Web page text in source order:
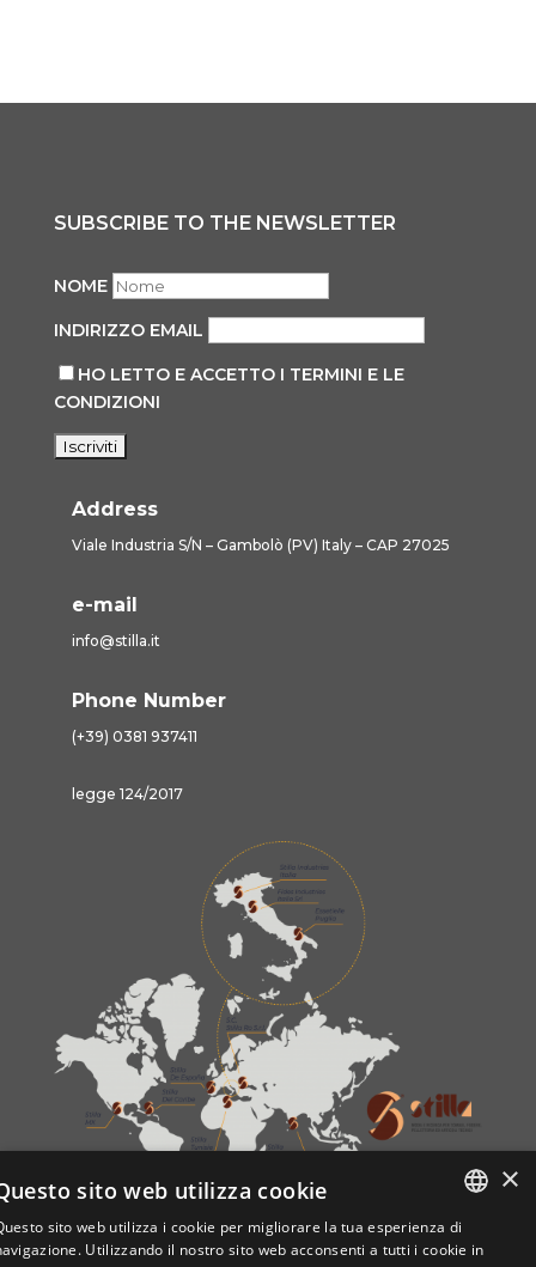
SUBSCRIBE TO THE NEWSLETTER
NOME
INDIRIZZO EMAIL
HO LETTO E ACCETTO I TERMINI E LE
CONDIZIONI
Address
Viale Industria S/N – Gambolò (PV) Italy – CAP 27025
e-mail
info@stilla.it
Phone Number
(+39) 0381 937411
legge 124/2017
ITALIAN
×
sito web utilizza cookie
sito web utilizza i cookie per migliorare la tua esperienza di
Utilizzando il nostro sito web acconsenti a tutti i cookie in